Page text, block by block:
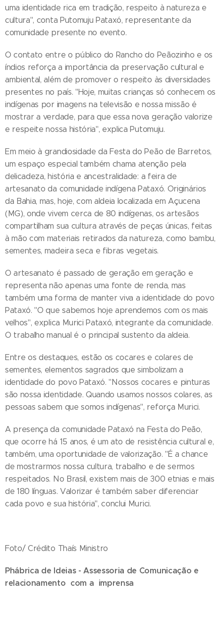
uma identidade rica em tradição, respeito à natureza e
cultura", conta Putomuju Pataxó, representante da
comunidade presente no evento.
O contato entre o público do Rancho do Peãozinho e os
índios reforça a importância da preservação cultural e
ambiental, além de promover o respeito às diversidades
presentes no país. "Hoje, muitas crianças só conhecem os
indígenas por imagens na televisão e nossa missão é
mostrar a verdade, para que essa nova geração valorize
e respeite nossa história", explica Putomuju.
Em meio à grandiosidade da Festa do Peão de Barretos,
um espaço especial também chama atenção pela
delicadeza, história e ancestralidade: a feira de
artesanato da comunidade indígena Pataxó. Originários
da Bahia, mas, hoje, com aldeia localizada em Açucena
(MG), onde vivem cerca de 80 indígenas, os artesãos
compartilham sua cultura através de peças únicas, feitas
à mão com materiais retirados da natureza, como bambu,
sementes, madeira seca e fibras vegetais.
O artesanato é passado de geração em geração e
representa não apenas uma fonte de renda, mas
também uma forma de manter viva a identidade do povo
Pataxó. "O que sabemos hoje aprendemos com os mais
velhos", explica Murici Pataxó, integrante da comunidade.
O trabalho manual é o principal sustento da aldeia.
Entre os destaques, estão os cocares e colares de
sementes, elementos sagrados que simbolizam a
identidade do povo Pataxó. "Nossos cocares e pinturas
são nossa identidade. Quando usamos nossos colares, as
pessoas sabem que somos indígenas", reforça Murici.
A presença da comunidade Pataxó na Festa do Peão,
que ocorre há 15 anos, é um ato de resistência cultural e,
também, uma oportunidade de valorização. "É a chance
de mostrarmos nossa cultura, trabalho e de sermos
respeitados. No Brasil, existem mais de 300 etnias e mais
de 180 línguas. Valorizar é também saber diferenciar
cada povo e sua história", conclui Murici.
Foto/ Crédito Thaís Ministro
Phábrica de Ideias - Assessoria de Comunicação e
relacionamento com a imprensa